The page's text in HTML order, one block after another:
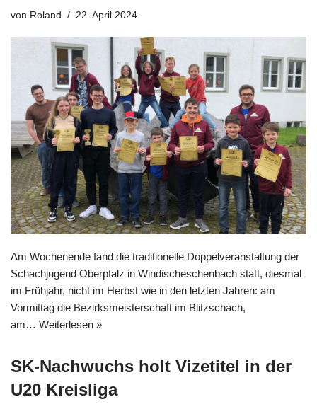
von Roland 22. April 2024
Am Wochenende fand die traditionelle Doppelveranstaltung der
Schachjugend Oberpfalz in Windischeschenbach statt, diesmal
im Frühjahr, nicht im Herbst wie in den letzten Jahren: am
Vormittag die Bezirksmeisterschaft im Blitzschach,
am… Weiterlesen »
SK-Nachwuchs holt Vizetitel in der
U20 Kreisliga